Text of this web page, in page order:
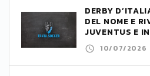
DERBY
DEL NOME E
JUVENTUS E
10/07/2026